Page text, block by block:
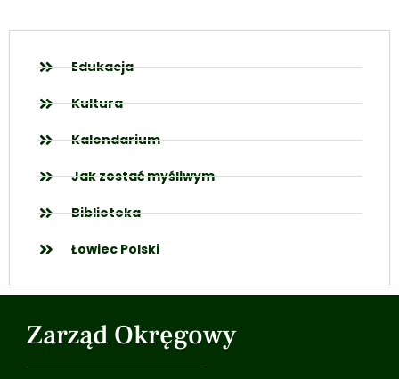
Edukacja
Kultura
Kalendarium
Jak zostać myśliwym
Biblioteka
Łowiec Polski
Zarząd Okręgowy